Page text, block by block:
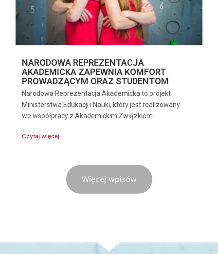
NARODOWA REPREZENTACJA
AKADEMICKA ZAPEWNIA KOMFORT
PROWADZĄCYM ORAZ STUDENTOM
Narodowa Reprezentacja Akademicka to projekt
Ministerstwa Edukacji i Nauki, który jest realizowany
we współpracy z Akademickim Związkiem
Czytaj więcej
Więcej wpisów